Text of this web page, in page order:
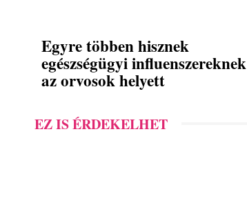
Egyre többen hisznek
egészségügyi influenszereknek
az orvosok helyett
EZ IS ÉRDEKELHET